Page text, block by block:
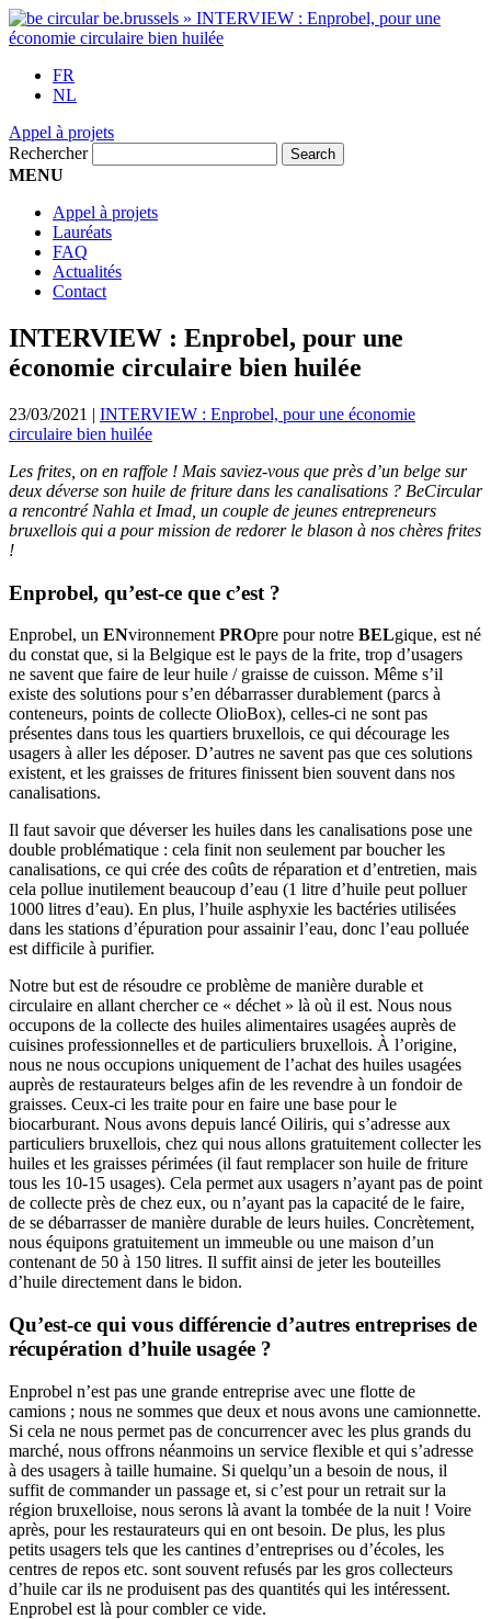
FR
NL
Appel à projets
Rechercher
MENU
Appel à projets
Lauréats
FAQ
Actualités
Contact
INTERVIEW : Enprobel, pour une
économie circulaire bien huilée
23/03/2021 | INTERVIEW : Enprobel, pour une économie
circulaire bien huilée
Les frites, on en raffole ! Mais saviez-vous que près d’un belge sur
deux déverse son huile de friture dans les canalisations ? BeCircular
a rencontré Nahla et Imad, un couple de jeunes entrepreneurs
bruxellois qui a pour mission de redorer le blason à nos chères frites
!
Enprobel, qu’est-ce que c’est ?
Enprobel, un ENvironnement PROpre pour notre BELgique, est né
du constat que, si la Belgique est le pays de la frite, trop d’usagers
ne savent que faire de leur huile / graisse de cuisson. Même s’il
existe des solutions pour s’en débarrasser durablement (parcs à
conteneurs, points de collecte OlioBox), celles-ci ne sont pas
présentes dans tous les quartiers bruxellois, ce qui décourage les
usagers à aller les déposer. D’autres ne savent pas que ces solutions
existent, et les graisses de fritures finissent bien souvent dans nos
canalisations.
Il faut savoir que déverser les huiles dans les canalisations pose une
double problématique : cela finit non seulement par boucher les
canalisations, ce qui crée des coûts de réparation et d’entretien, mais
cela pollue inutilement beaucoup d’eau (1 litre d’huile peut polluer
1000 litres d’eau). En plus, l’huile asphyxie les bactéries utilisées
dans les stations d’épuration pour assainir l’eau, donc l’eau polluée
est difficile à purifier.
Notre but est de résoudre ce problème de manière durable et
circulaire en allant chercher ce « déchet » là où il est. Nous nous
occupons de la collecte des huiles alimentaires usagées auprès de
cuisines professionnelles et de particuliers bruxellois. À l’origine,
nous ne nous occupions uniquement de l’achat des huiles usagées
auprès de restaurateurs belges afin de les revendre à un fondoir de
graisses. Ceux-ci les traite pour en faire une base pour le
biocarburant. Nous avons depuis lancé Oiliris, qui s’adresse aux
particuliers bruxellois, chez qui nous allons gratuitement collecter les
huiles et les graisses périmées (il faut remplacer son huile de friture
tous les 10-15 usages). Cela permet aux usagers n’ayant pas de point
de collecte près de chez eux, ou n’ayant pas la capacité de le faire,
de se débarrasser de manière durable de leurs huiles. Concrètement,
nous équipons gratuitement un immeuble ou une maison d’un
contenant de 50 à 150 litres. Il suffit ainsi de jeter les bouteilles
d’huile directement dans le bidon.
Qu’est-ce qui vous différencie d’autres entreprises de
récupération d’huile usagée ?
Enprobel n’est pas une grande entreprise avec une flotte de
camions ; nous ne sommes que deux et nous avons une camionnette.
Si cela ne nous permet pas de concurrencer avec les plus grands du
marché, nous offrons néanmoins un service flexible et qui s’adresse
à des usagers à taille humaine. Si quelqu’un a besoin de nous, il
suffit de commander un passage et, si c’est pour un retrait sur la
région bruxelloise, nous serons là avant la tombée de la nuit ! Voire
après, pour les restaurateurs qui en ont besoin. De plus, les plus
petits usagers tels que les cantines d’entreprises ou d’écoles, les
centres de repos etc. sont souvent refusés par les gros collecteurs
d’huile car ils ne produisent pas des quantités qui les intéressent.
Enprobel est là pour combler ce vide.